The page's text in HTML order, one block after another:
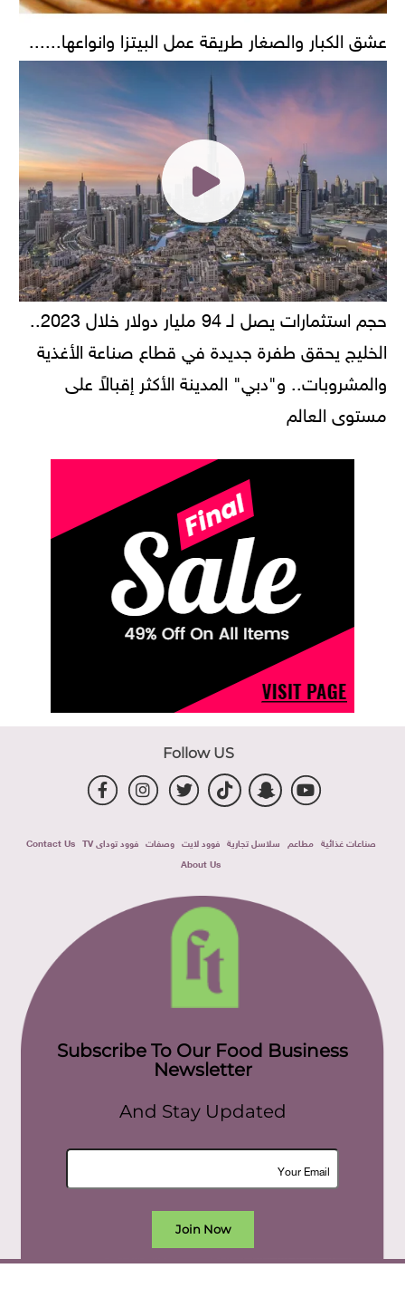
عشق الكبار والصغار طريقة عمل البيتزا وانواعها......
الخليج يحقق طفرة جديدة في قطاع صناعة الأغذية
والمشروبات.. و"دبي" المدينة الأكثر إقبالاً على
مستوى العالم
Follow US
صناعات غذائية مطاعم سلاسل تجارية فوود لايت وصفات فوود توداى TV
Contact Us
About Us
Subscribe To Our Food Business
Newsletter
And Stay Updated
Join Now